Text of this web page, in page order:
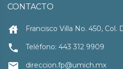
CONTACTO
house Francisco Villa No. 450, Col.
local_phone Teléfono: 443 312 9909
email direccion.fp@umich.mx